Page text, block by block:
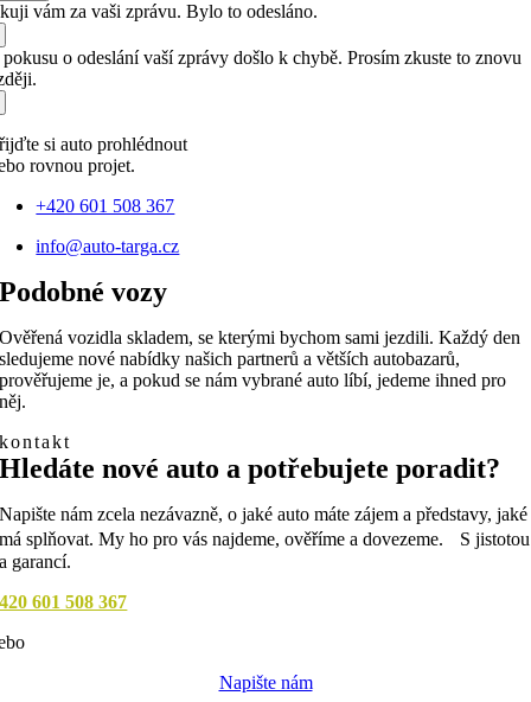
vám za vaši zprávu. Bylo to odesláno.
o odeslání vaší zprávy došlo k chybě. Prosím zkuste to znovu
si auto prohlédnout
rovnou projet.
+420 601 508 367
info@auto-targa.cz
Podobné vozy
Ověřená vozidla skladem, se kterými bychom sami jezdili. Každý den
sledujeme nové nabídky našich partnerů a větších autobazarů,
prověřujeme je, a pokud se nám vybrané auto líbí, jedeme ihned pro
něj.
kontakt
Hledáte nové auto a potřebujete poradit?
Napište nám zcela nezávazně, o jaké auto máte zájem a představy, jaké
má splňovat. My ho pro vás najdeme, ověříme a dovezeme. S jistotou
a garancí.
601 508 367
Napište nám